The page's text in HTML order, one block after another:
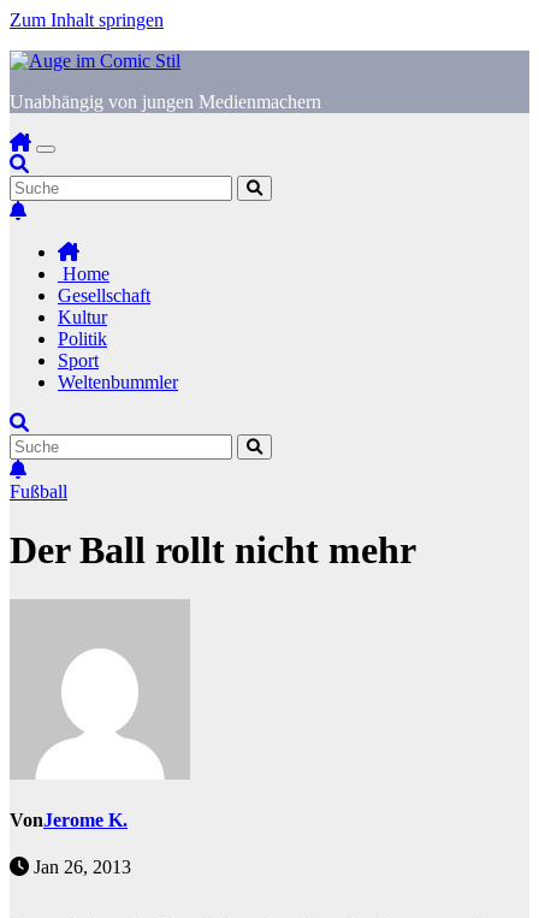
Zum Inhalt springen
Unabhängig von jungen Medienmachern
Home
Gesellschaft
Kultur
Politik
Sport
Weltenbummler
Fußball
Der Ball rollt nicht mehr
VonJerome K.
Jan 26, 2013